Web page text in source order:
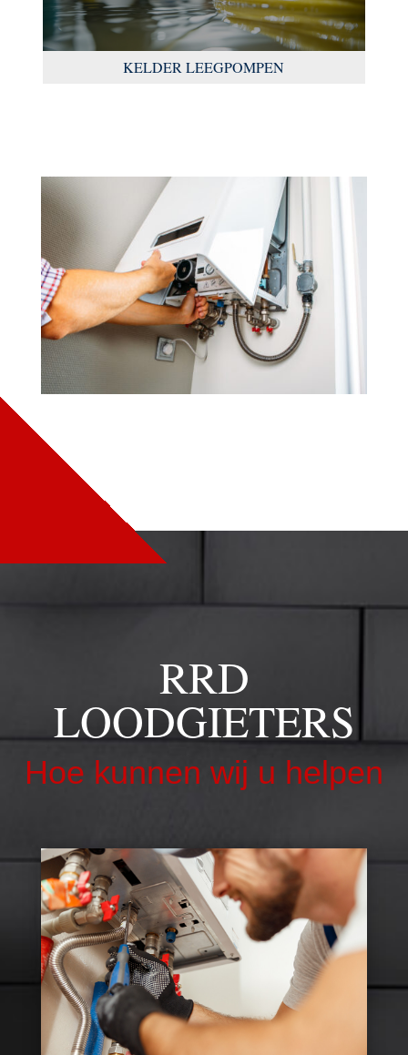
KELDER LEEGPOMPEN
RRD
LOODGIETERS
Hoe kunnen wij u helpen